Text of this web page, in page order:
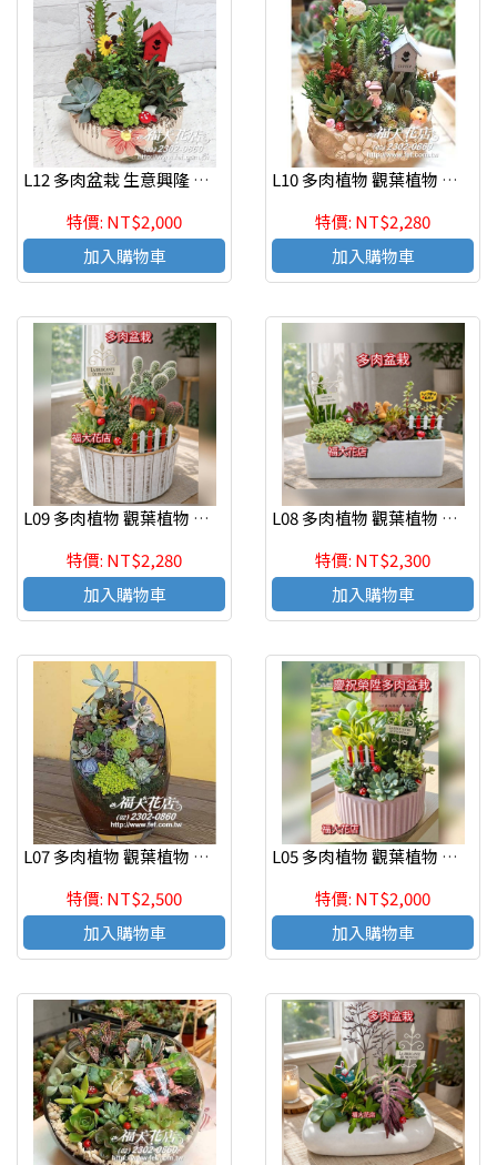
L12 多肉盆栽 生意興隆 開幕開店開運發財盆
特價: NT$2,000
加入購物車
L10 多肉植物 觀葉植物 辦公室紓壓植物
特價: NT$2,280
加入購物車
L09 多肉植物 觀葉植物 辦公室紓壓植物
特價: NT$2,280
加入購物車
L08 多肉植物 觀葉植物 辦公室紓壓植物
特價: NT$2,300
加入購物車
L07 多肉植物 觀葉植物 辦公室紓壓植物
特價: NT$2,500
加入購物車
L05 多肉植物 觀葉植物 辦公室紓壓植物
特價: NT$2,000
加入購物車